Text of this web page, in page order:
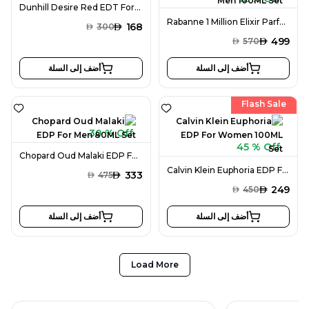
Rabanne 1 Million Elixir Parfum Intense For Men 100ML Set
AED 499
AED 570
أضف إلى السلة
Dunhill Desire Red EDT For Men 100ML Set
AED 168
AED 300
أضف إلى السلة
Flash Sale
45 % Off
Calvin Klein Euphoria EDP For Women 100ML Set
AED 249
AED 450
أضف إلى السلة
30 % Off
Chopard Oud Malaki EDP For Men 80ML Set
AED 333
AED 475
أضف إلى السلة
Load More